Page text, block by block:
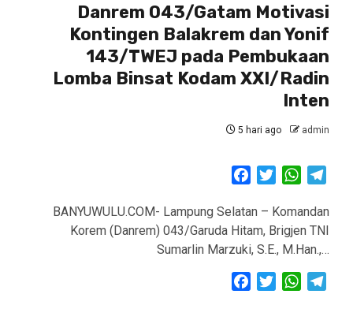
Danrem 043/Gatam Motivasi
Kontingen Balakrem dan Yonif
143/TWEJ pada Pembukaan
Lomba Binsat Kodam XXI/Radin
Inten
5 hari ago admin
FacebookTwitter
BANYUWULU.COM- Lampung Selatan – Komandan
Korem (Danrem) 043/Garuda Hitam, Brigjen TNI
Sumarlin Marzuki, S.E., M.Han.,…
FacebookTwitter